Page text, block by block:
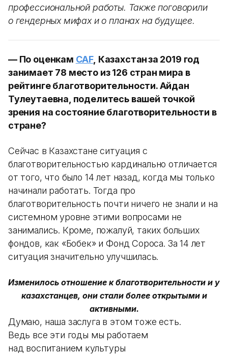
профессиональной работы. Также поговорили
о гендерных мифах и о планах на будущее.
— По оценкам CAF, Казахстан за 2019 год
занимает 78 место из 126 стран мира в
рейтинге благотворительности. Айдан
Тулеутаевна, поделитесь вашей точкой
зрения на состояние благотворительности в
стране?
Сейчас в Казахстане ситуация с
благотворительностью кардинально отличается
от того, что было 14 лет назад, когда мы только
начинали работать. Тогда про
благотворительность почти ничего не знали и на
системном уровне этими вопросами не
занимались. Кроме, пожалуй, таких больших
фондов, как «Бобек» и Фонд Сороса. За 14 лет
ситуация значительно улучшилась.
Изменилось отношение к благотворительности и у
казахстанцев, они стали более открытыми и
активными.
Думаю, наша заслуга в этом тоже есть.
Ведь все эти годы мы работаем
над воспитанием культуры